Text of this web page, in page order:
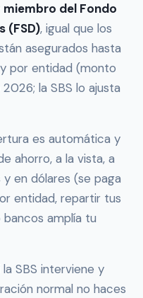
miembro del Fondo
(FSD), igual que los
asegurados hasta
por entidad (monto
la SBS lo ajusta
es automática y
ahorro, a la vista, a
y en dólares (se paga
entidad, repartir tus
bancos amplía tu
la SBS interviene y
normal no haces